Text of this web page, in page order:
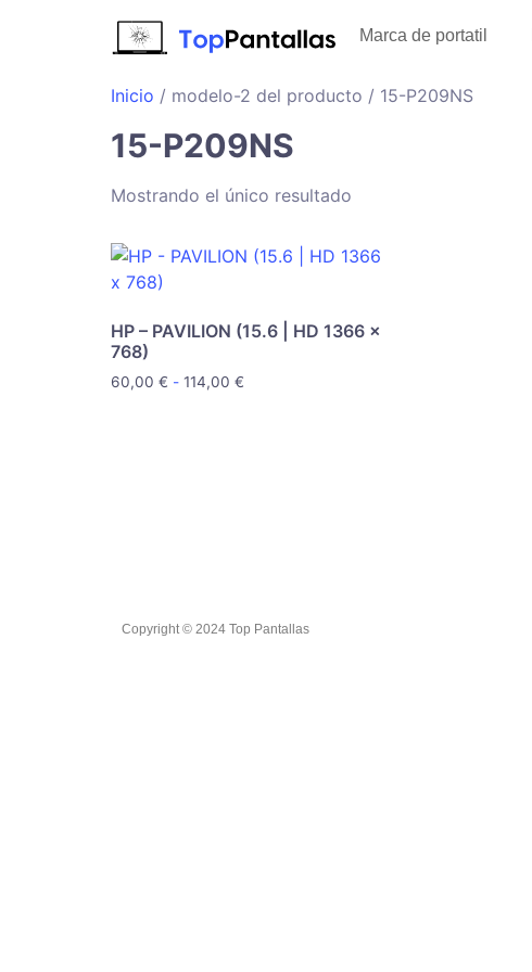
Marca de portatil
Inicio / modelo-2 del producto / 15-P209NS
15-P209NS
Mostrando el único resultado
HP – PAVILION (15.6 | HD 1366 x
768)
60,00 € - 114,00 €
Copyright © 2024 Top Pantallas